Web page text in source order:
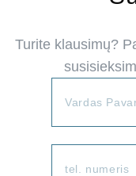
Turite klausimų?